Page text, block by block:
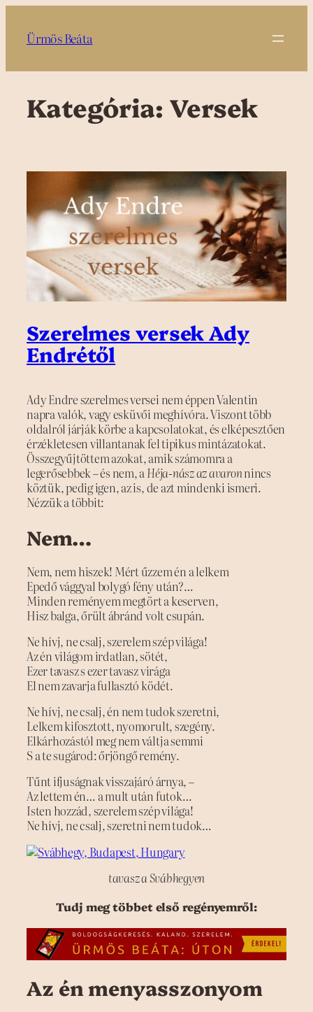
tartalomhoz
Ürmös Beáta
Kategória: Versek
Szerelmes versek Ady
Endrétől
Ady Endre szerelmes versei nem éppen Valentin
napra valók, vagy esküvői meghívóra. Viszont több
oldalról járják körbe a kapcsolatokat, és elképesztően
érzékletesen villantanak fel tipikus mintázatokat.
Összegyűjtöttem azokat, amik számomra a
legerősebbek – és nem, a Héja-nász az avaronnincs
köztük, pedig igen, az is, de azt mindenki ismeri.
Nézzük a többit:
Nem…
Nem, nem hiszek! Mért űzzem én a lelkem
Epedő vággyal bolygó fény után?…
Minden reményem megtört a keserven,
Hisz balga, őrült ábránd volt csupán.
Ne hívj, ne csalj, szerelem szép világa!
Az én világom irdatlan, sötét,
Ezer tavasz s ezer tavasz virága
El nem zavarja fullasztó ködét.
Ne hívj, ne csalj, én nem tudok szeretni,
Lelkem kifosztott, nyomorult, szegény.
Elkárhozástól meg nem váltja semmi
S a te sugárod: őrjöngő remény.
Tűnt ifjuságnak visszajáró árnya, –
Az lettem én… a mult után futok…
Isten hozzád, szerelem szép világa!
Ne hívj, ne csalj, szeretni nem tudok…
tavasz a Svábhegyen
Tudj meg többet első regényemről:
Az én menyasszonyom